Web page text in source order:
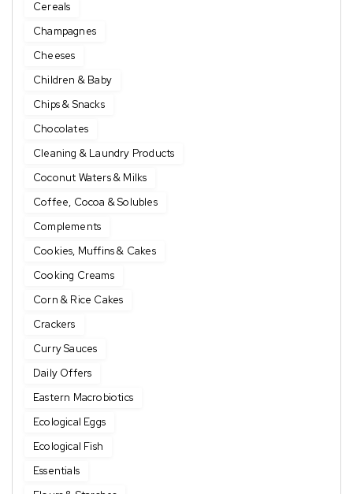
Cereals
Champagnes
Cheeses
Children & Baby
Chips & Snacks
Chocolates
Cleaning & Laundry Products
Coconut Waters & Milks
Coffee, Cocoa & Solubles
Complements
Cookies, Muffins & Cakes
Cooking Creams
Corn & Rice Cakes
Crackers
Curry Sauces
Daily Offers
Eastern Macrobiotics
Ecological Eggs
Ecological Fish
Essentials